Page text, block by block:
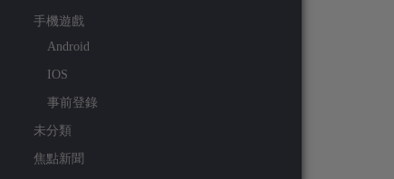
手機遊戲
Android
IOS
事前登錄
未分類
焦點新聞